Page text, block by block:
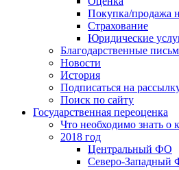
Покупка/продажа
Страхование
Юридические
Благодарственные
Новости
История
Подписаться на
Поиск по сайту
Государственная переоценка
Что необходимо знать о
2018 год
Центральный ФО
Северо-Западный